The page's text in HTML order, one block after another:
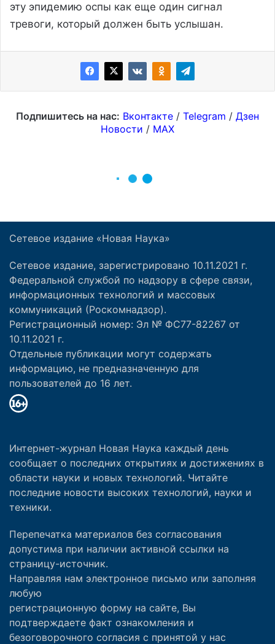
Сетевое издание «Новая Наука»
Сетевое издание, зарегистрировано 10.11.2021 г.
Федеральной службой по надзору в сфере связи,
информационных технологий и массовых
коммуникаций (Роскомнадзор).
Регистрационный номер: Эл № ФС77-82267 от
10.11.2021 г.
Отдельные публикации могут содержать
информацию, не предназначенную для
пользователей до 16 лет.
Интернет-журнал Новая Наука каждый день
сообщает о последних открытиях и достижениях в
области науки и новых технологий. Читайте
последние новости высоких технологий, науки и
техники.
Перепечатка материалов без согласования
допустима при наличии активной ссылки на
страницу-источник.
Направляя нам электронное письмо или заполняя
любую
регистрационную форму на сайте, Вы
подтверждаете факт ознакомления и
безоговорочного согласия с принятой у нас